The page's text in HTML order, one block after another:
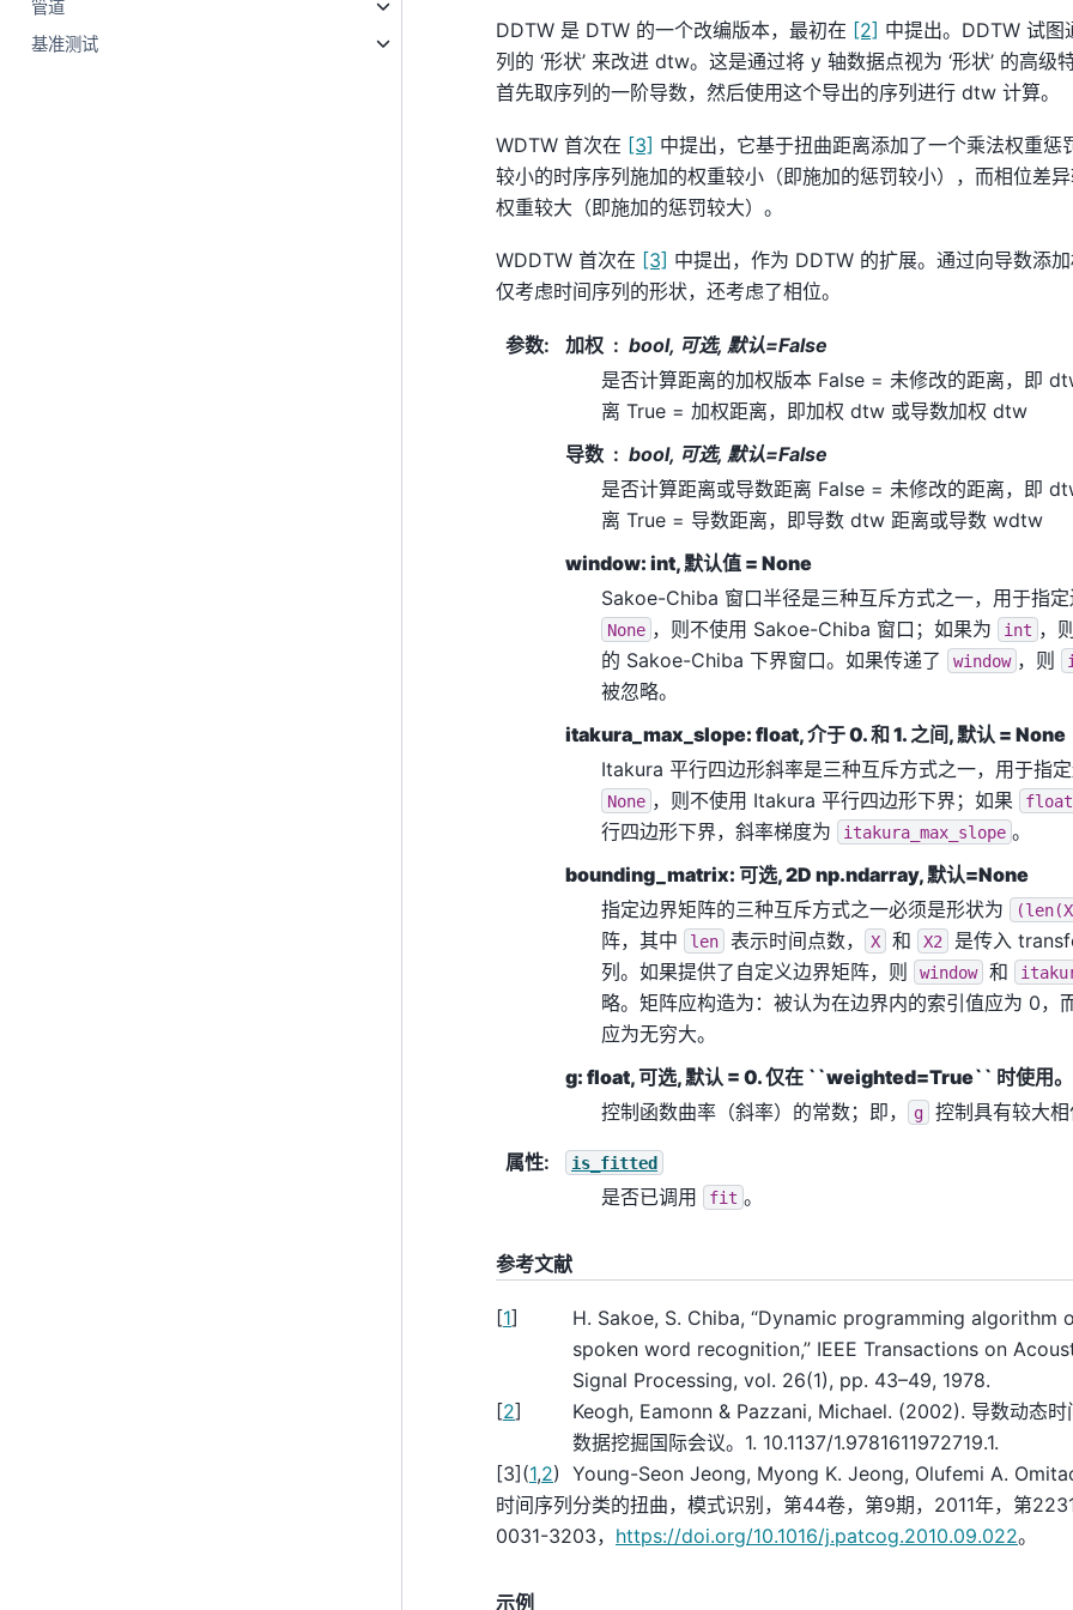
管道
基准测试
DDTW 是 DTW 的一个改编版本，最初在 [2] 中提出。DDTW 试图
列的 ‘形状’ 来改进 dtw。这是通过将 y 轴数据点视为 ‘形状’ 的高级
首先取序列的一阶导数，然后使用这个导出的序列进行 dtw 计算。
WDTW 首次在 [3] 中提出，它基于扭曲距离添加了一个乘法权重惩
较小的时序序列施加的权重较小（即施加的惩罚较小），而相位差
权重较大（即施加的惩罚较大）。
WDDTW 首次在 [3] 中提出，作为 DDTW 的扩展。通过向导数添
仅考虑时间序列的形状，还考虑了相位。
参数: 加权
bool, 可选, 默认=False
是否计算距离的加权版本 False = 未修改的距离，即
离 True = 加权距离，即加权 dtw 或导数加权 dtw
导数
bool, 可选, 默认=False
是否计算距离或导数距离 False = 未修改的距离，即
离 True = 导数距离，即导数 dtw 距离或导数 wdtw
window: int, 默认值 = None
Sakoe-Chiba 窗口半径是三种互斥方式之一，用于指
None ，则不使用 Sakoe-Chiba 窗口；如果为 int ，
的 Sakoe-Chiba 下界窗口。如果传递了
window ，则
被忽略。
itakura_max_slope: float, 介于 0. 和 1. 之间, 默认 = None
Itakura 平行四边形斜率是三种互斥方式之一，用于指
None ，则不使用 Itakura 平行四边形下界；如果 float
行四边形下界，斜率梯度为 itakura_max_slope 。
bounding_matrix: 可选, 2D np.ndarray, 默认=None
指定边界矩阵的三种互斥方式之一必须是形状为
阵，其中 len 表示时间点数， X 和 X2
是传入
列。如果提供了自定义边界矩阵，则
window 和
略。矩阵应构造为：被认为在边界内的索引值应为 0，
应为无穷大。
g: float, 可选, 默认 = 0. 仅在 ``weighted=True`` 时使用。
控制函数曲率（斜率）的常数；即，
g 控制具有较大
属性: is_fitted
是否已调用 fit 。
参考文献
[1]
H. Sakoe, S. Chiba, “Dynamic programming algorithm
spoken word recognition,” IEEE Transactions on
Signal Processing, vol. 26(1), pp. 43–49, 1978.
[2]
Keogh, Eamonn & Pazzani, Michael. (2002). 导数动态时
数据挖掘国际会议。1. 10.1137/1.9781611972719.1.
[3] (1,2) Young-Seon Jeong, Myong K. Jeong, Olufemi A.
时间序列分类的扭曲，模式识别，第44卷，第9期，2011年，第
0031-3203， https://doi.org/10.1016/j.patcog.2010.09.022。
示例